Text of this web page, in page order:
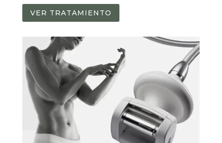
VER TRATAMIENTO